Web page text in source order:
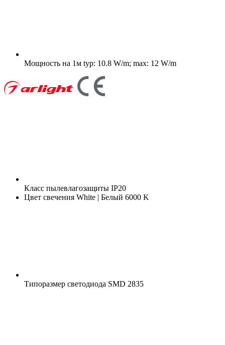
Мощность на 1м typ: 10.8 W/m; max: 12 W/m
Класс пылевлагозащиты IP20
Цвет свечения White | Белый 6000 K
Типоразмер светодиода SMD 2835